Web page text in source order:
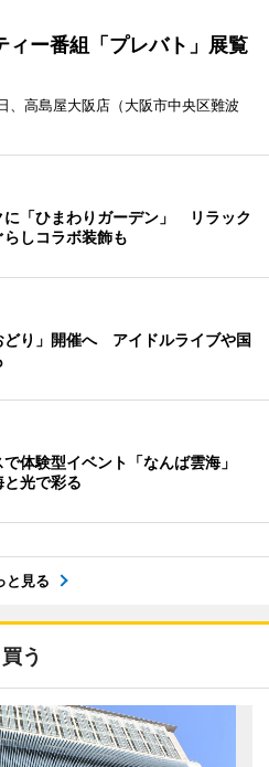
ィー番組「プレバト」展覧
、高島屋大阪店（大阪市中央区難波
に「ひまわりガーデン」 リラック
しコラボ装飾も
どり」開催へ アイドルライブや国
で体験型イベント「なんば雲海」
光で彩る
と見る
買う